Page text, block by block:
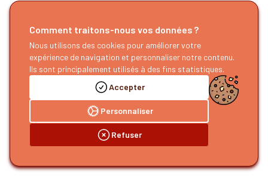
Accepter
Personnaliser
Refuser
Comment traitons-nous vos données ?
Nous utilisons des cookies pour améliorer votre
expérience de navigation et personnaliser notre contenu.
Ils sont principalement utilisés à des fins statistiques.